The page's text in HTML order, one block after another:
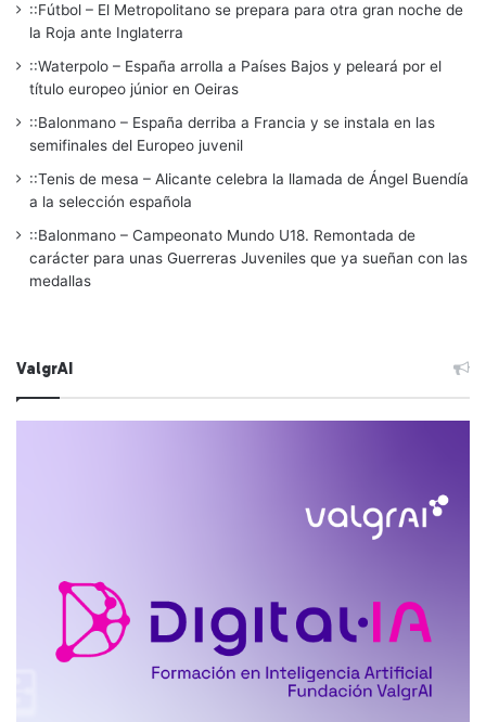
::Fútbol – El Metropolitano se prepara para otra gran noche de
la Roja ante Inglaterra
::Waterpolo – España arrolla a Países Bajos y peleará por el
título europeo júnior en Oeiras
::Balonmano – España derriba a Francia y se instala en las
semifinales del Europeo juvenil
::Tenis de mesa – Alicante celebra la llamada de Ángel Buendía
a la selección española
::Balonmano – Campeonato Mundo U18. Remontada de
carácter para unas Guerreras Juveniles que ya sueñan con las
medallas
ValgrAI